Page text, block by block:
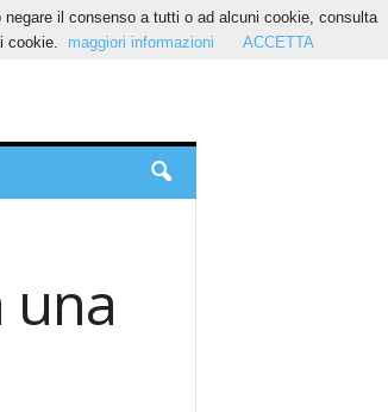
una
il consenso a tutti o ad alcuni cookie, consulta
cookie.
maggiori informazioni ACCETTA